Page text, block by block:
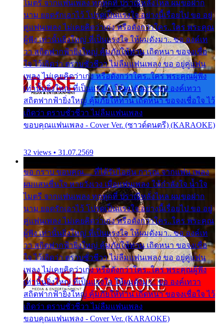
ไมตรี จากแฟนเพลง ทุกทุกที่ ปราณีหลั่งไหล ผมขอฝาก
นาม ยอดรักเอาไว้ โปรดเป็นแรงใจ อย่างนี้เรื่อยไป ขอ อยู่
คู่แฟนเพลง ไม่เคยคิดว่าเก่ง หรือดังกว่าใคร..ใคร พระคุณ
ผู้ฟัง เท่านั้นยิ่งใหญ่ ที่เป็นแรงใจ ให้ผมดังมา.. ขอ องค์เท
วา สถิตฟากฟ้ายิ่งใหญ่ คุ้มภัยให้ท่าน เถิดหนา ขอจงเชื่อ
ใจ ไว้เถิดว่า ตราบชั่วชีวา ไม่ลืมแฟนเพลง ขอ อยู่คู่แฟน
เพลง ไม่เคยคิดว่าเก่ง หรือดังกว่าใคร..ใคร พระคุณผู้ฟัง
เท่านั้นยิ่งใหญ่ ที่เป็นแรงใจ ให้ผมดังมา.. ขอ องค์เทวา
สถิตฟากฟ้ายิ่งใหญ่ คุ้มภัยให้ท่าน เถิดหนา ขอจงเชื่อใจ ไว้
เถิดว่า ตราบชั่วชีวา ไม่ลืมแฟนเพลง
ขอบคุณแฟนเพลง - Cover Ver. (ซาวด์ดนตรี) (KARAOKE)
32 views • 31.07.2569
ขอ กราบ ขอบคุณ.... ที่ได้รับไออุ่น การุณ จากแฟน เพลง
ผมแสนชื่นใจ หายวังเวง เมื่อแฟนเพลง ให้กำลังใจ น้ำใจ
ไมตรี จากแฟนเพลง ทุกทุกที่ ปราณีหลั่งไหล ผมขอฝาก
นาม ยอดรักเอาไว้ โปรดเป็นแรงใจ อย่างนี้เรื่อยไป ขอ อยู่
คู่แฟนเพลง ไม่เคยคิดว่าเก่ง หรือดังกว่าใคร..ใคร พระคุณ
ผู้ฟัง เท่านั้นยิ่งใหญ่ ที่เป็นแรงใจ ให้ผมดังมา.. ขอ องค์เท
วา สถิตฟากฟ้ายิ่งใหญ่ คุ้มภัยให้ท่าน เถิดหนา ขอจงเชื่อ
ใจ ไว้เถิดว่า ตราบชั่วชีวา ไม่ลืมแฟนเพลง ขอ อยู่คู่แฟน
เพลง ไม่เคยคิดว่าเก่ง หรือดังกว่าใคร..ใคร พระคุณผู้ฟัง
เท่านั้นยิ่งใหญ่ ที่เป็นแรงใจ ให้ผมดังมา.. ขอ องค์เทวา
สถิตฟากฟ้ายิ่งใหญ่ คุ้มภัยให้ท่าน เถิดหนา ขอจงเชื่อใจ ไว้
เถิดว่า ตราบชั่วชีวา ไม่ลืมแฟนเพลง
ขอบคุณแฟนเพลง - Cover Ver. (KARAOKE)